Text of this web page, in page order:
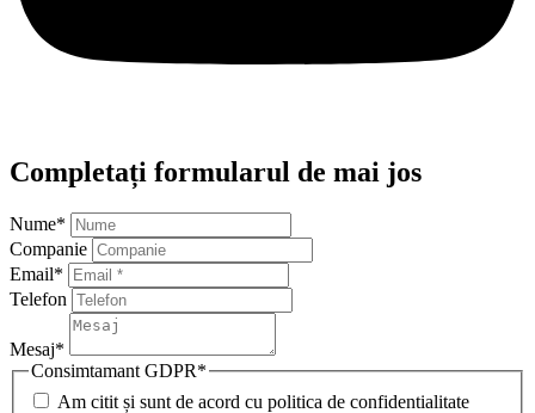
Completați formularul de mai jos
Nume*
Companie
Email*
Telefon
Mesaj*
Consimtamant GDPR*
Am citit și sunt de acord cu politica de confidentialitate